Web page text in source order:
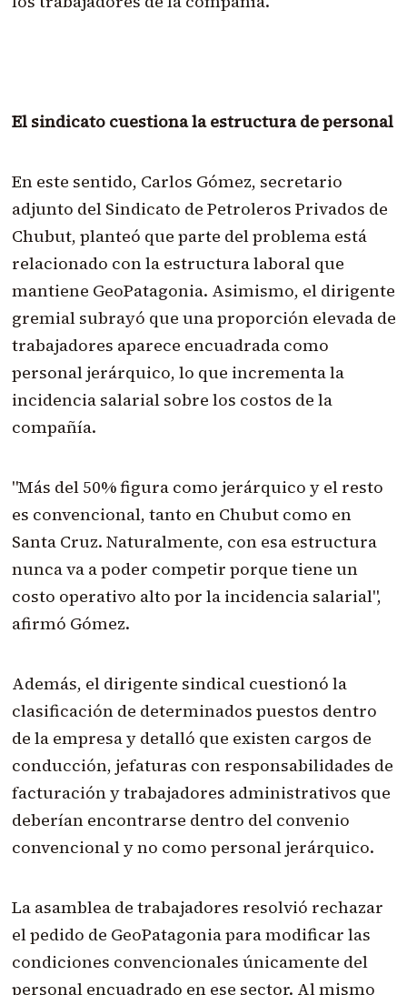
El sindicato cuestiona la estructura de personal
En este sentido, Carlos Gómez, secretario
adjunto del Sindicato de Petroleros Privados de
Chubut, planteó que parte del problema está
relacionado con la estructura laboral que
mantiene GeoPatagonia. Asimismo, el dirigente
gremial subrayó que una proporción elevada de
trabajadores aparece encuadrada como
personal jerárquico, lo que incrementa la
incidencia salarial sobre los costos de la
compañía.
"Más del 50% figura como jerárquico y el resto
es convencional, tanto en Chubut como en
Santa Cruz. Naturalmente, con esa estructura
nunca va a poder competir porque tiene un
costo operativo alto por la incidencia salarial",
afirmó Gómez.
Además, el dirigente sindical cuestionó la
clasificación de determinados puestos dentro
de la empresa y detalló que existen cargos de
conducción, jefaturas con responsabilidades de
facturación y trabajadores administrativos que
deberían encontrarse dentro del convenio
convencional y no como personal jerárquico.
La asamblea de trabajadores resolvió rechazar
el pedido de GeoPatagonia para modificar las
condiciones convencionales únicamente del
personal encuadrado en ese sector. Al mismo